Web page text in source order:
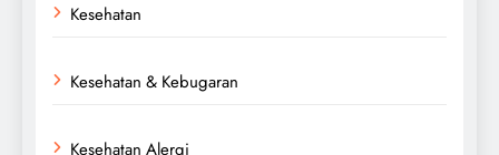
Kesehatan
Kesehatan & Kebugaran
Kesehatan Alergi